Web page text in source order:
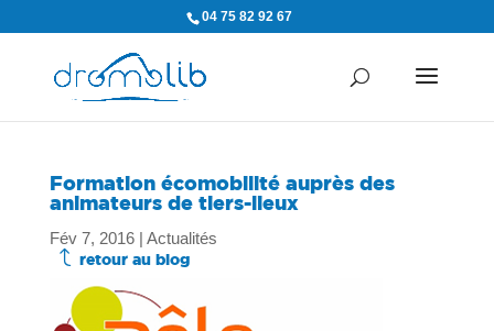
04 75 82 92 67
Formation écomobilité auprès des
animateurs de tiers-lieux
Fév 7, 2016| Actualités
J retour au blog